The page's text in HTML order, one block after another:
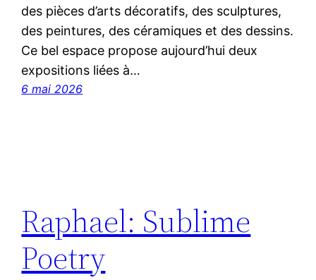
des pièces d’arts décoratifs, des sculptures,
des peintures, des céramiques et des dessins.
Ce bel espace propose aujourd’hui deux
expositions liées à…
6 mai 2026
Raphael: Sublime
Poetry